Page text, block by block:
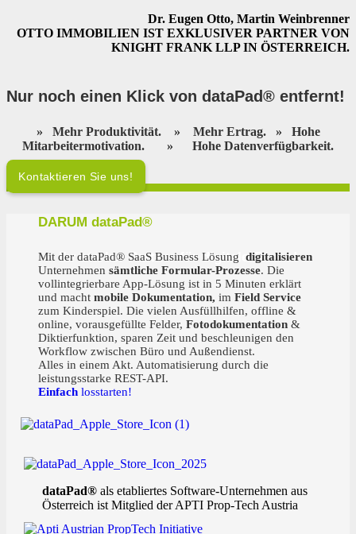
Dr. Eugen Otto, Martin Weinbrenner
OTTO IMMOBILIEN IST EXKLUSIVER PARTNER VON
KNIGHT FRANK LLP IN ÖSTERREICH.
Nur noch einen Klick von dataPad® entfernt!
» Mehr Produktivität. » Mehr Ertrag. »
Hohe
Mitarbeitermotivation. » Hohe Datenverfügbarkeit.
Kontaktieren Sie uns!
Ihr starker Partner für digitale Teams!
DARUM dataPad®
Mit der dataPad® SaaS Business Lösungdigitalisieren
Unternehmensämtliche Formular-Prozesse. Die
vollintegrierbare App-Lösung ist in 5 Minuten erklärt
und machtmobile Dokumentation, imField Service
zum Kinderspiel. Die vielen Ausfüllhilfen, offline &
online, vorausgefüllte Felder,Fotodokumentation &
Diktierfunktion, sparen Zeit und beschleunigen den
Workflow zwischen Büro und Außendienst.
Alles in einem Akt. Automatisierung durch die
leistungsstarke REST-API.
Einfach losstarten!
dataPad® als etabliertes Software-Unternehmen aus
Österreich ist Mitglied der APTI Prop-Tech Austria